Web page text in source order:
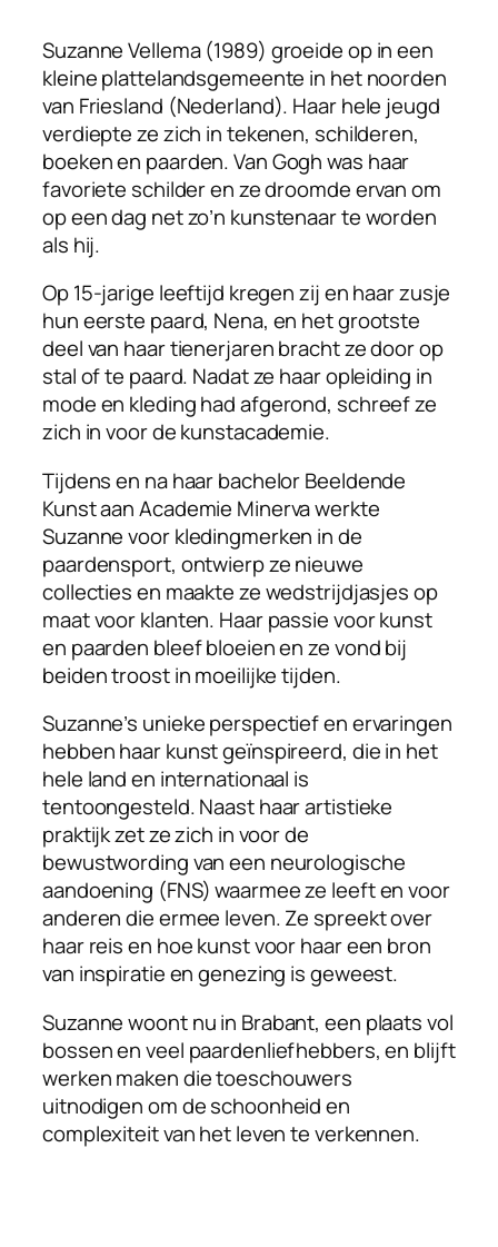
Suzanne Vellema (1989) groeide op in een
kleine plattelandsgemeente in het noorden
van Friesland (Nederland). Haar hele jeugd
verdiepte ze zich in tekenen, schilderen,
boeken en paarden. Van Gogh was haar
favoriete schilder en ze droomde ervan om
op een dag net zo’n kunstenaar te worden
als hij.
Op 15-jarige leeftijd kregen zij en haar zusje
hun eerste paard, Nena, en het grootste
deel van haar tienerjaren bracht ze door op
stal of te paard. Nadat ze haar opleiding in
mode en kleding had afgerond, schreef ze
zich in voor de kunstacademie.
Tijdens en na haar bachelor Beeldende
Kunst aan Academie Minerva werkte
Suzanne voor kledingmerken in de
paardensport, ontwierp ze nieuwe
collecties en maakte ze wedstrijdjasjes op
maat voor klanten. Haar passie voor kunst
en paarden bleef bloeien en ze vond bij
beiden troost in moeilijke tijden.
Suzanne’s unieke perspectief en ervaringen
hebben haar kunst geïnspireerd, die in het
hele land en internationaal is
tentoongesteld. Naast haar artistieke
praktijk zet ze zich in voor de
bewustwording van een neurologische
aandoening (FNS) waarmee ze leeft en voor
anderen die ermee leven. Ze spreekt over
haar reis en hoe kunst voor haar een bron
van inspiratie en genezing is geweest.
Suzanne woont nu in Brabant, een plaats vol
bossen en veel paardenliefhebbers, en blijft
werken maken die toeschouwers
uitnodigen om de schoonheid en
complexiteit van het leven te verkennen.